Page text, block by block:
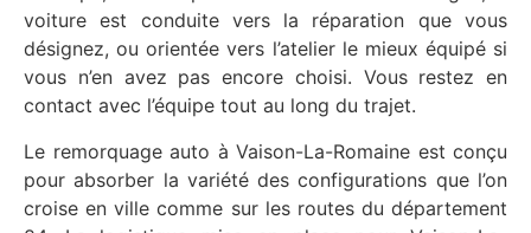
voiture est conduite vers la réparation que vous
désignez, ou orientée vers l’atelier le mieux équipé si
vous n’en avez pas encore choisi. Vous restez en
contact avec l’équipe tout au long du trajet.
Le remorquage auto à Vaison-La-Romaine est conçu
pour absorber la variété des configurations que l’on
croise en ville comme sur les routes du département